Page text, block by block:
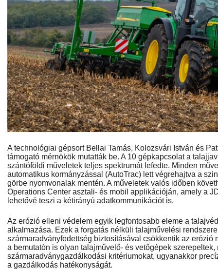
A technológiai gépsort Bellai Tamás, Kolozsvári István és
támogató mérnökök mutatták be. A 10 gépkapcsolat a
szántóföldi műveletek teljes spektrumát lefedte. Minden
automatikus kormányzással (AutoTrac) lett végrehajtva a
görbe nyomvonalak mentén. A műveletek valós időben
Operations Center asztali- és mobil applikációján, amely a
lehetővé teszi a kétirányú adatkommunikációt is.
Az erózió elleni védelem egyik legfontosabb eleme a
alkalmazása. Ezek a forgatás nélküli talajművelési
szármaradványfedettség biztosításával csökkentik az erózió
a bemutatón is olyan talajművelő- és vetőgépek
szármaradványgazdálkodási kritériumokat, ugyanakkor
a gazdálkodás hatékonyságát.